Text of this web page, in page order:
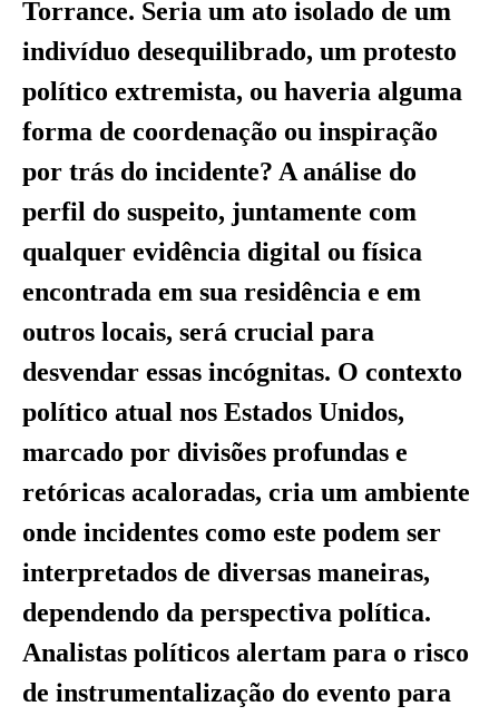
Torrance. Seria um ato isolado de um
indivíduo desequilibrado, um protesto
político extremista, ou haveria alguma
forma de coordenação ou inspiração
por trás do incidente? A análise do
perfil do suspeito, juntamente com
qualquer evidência digital ou física
encontrada em sua residência e em
outros locais, será crucial para
desvendar essas incógnitas. O contexto
político atual nos Estados Unidos,
marcado por divisões profundas e
retóricas acaloradas, cria um ambiente
onde incidentes como este podem ser
interpretados de diversas maneiras,
dependendo da perspectiva política.
Analistas políticos alertam para o risco
de instrumentalização do evento para